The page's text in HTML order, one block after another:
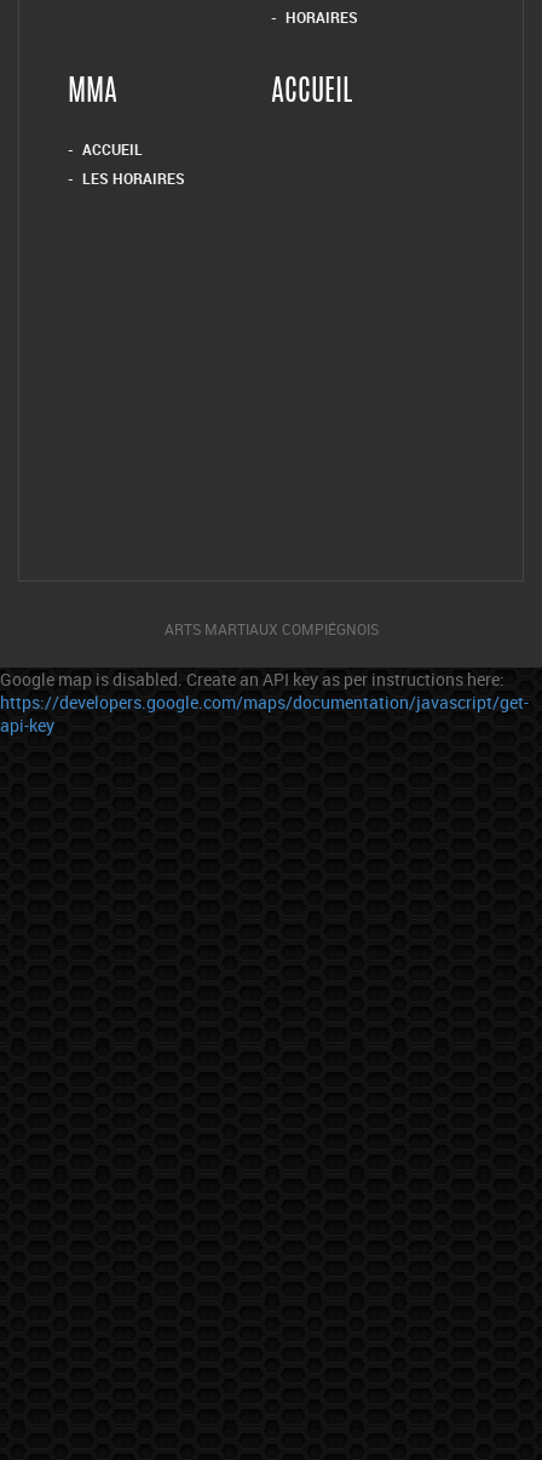
HORAIRES
MMA
ACCUEIL
LES HORAIRES
ACCUEIL
ARTS MARTIAUX COMPIÉGNOIS
Google map is disabled. Create an API key as per instructions here:
https://developers.google.com/maps/documentation/javascript/get-
api-key